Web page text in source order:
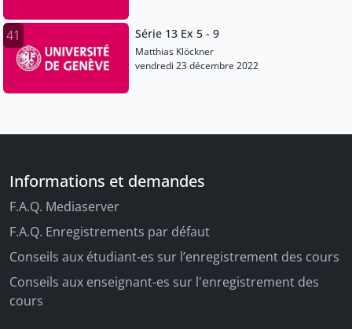
41 Série 13 Ex 5 - 9
Matthias Klöckner
vendredi 23 décembre 2022
Informations et demandes
F.A.Q. Mediaserver
F.A.Q. Enregistrements par défaut
Conseils aux étudiant-es sur l’enregistrement des cours
Conseils aux enseignant-es sur l'enregistrement des
cours